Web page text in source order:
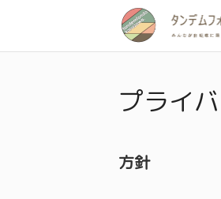
プライ
方針